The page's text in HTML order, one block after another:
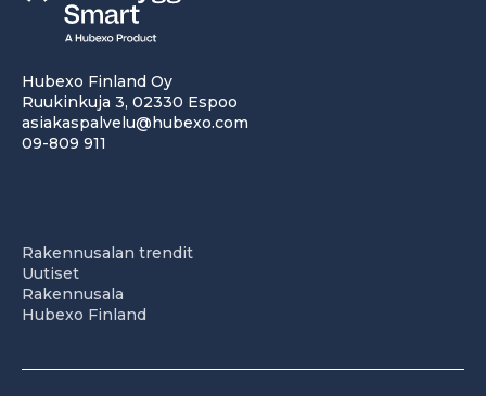
Hubexo Finland Oy
Ruukinkuja 3, 02330 Espoo
asiakaspalvelu@hubexo.com
09-809 911
Rakennusalan trendit
Uutiset
Rakennusala
Hubexo Finland